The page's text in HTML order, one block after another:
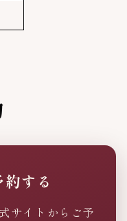
する
サイトからご予